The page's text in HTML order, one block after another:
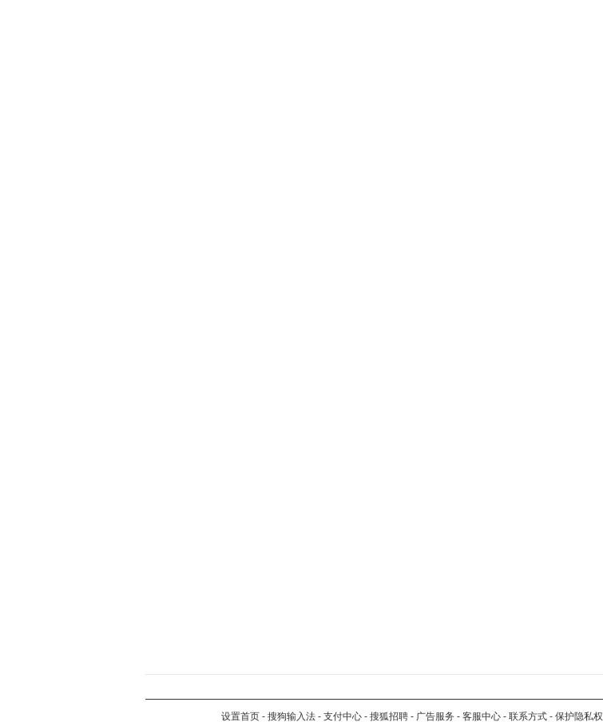
设置首页 - 搜狗输入法 - 支付中心 - 搜狐招聘 - 广告服务 - 客服中心 - 联系方式 - 保护隐私权